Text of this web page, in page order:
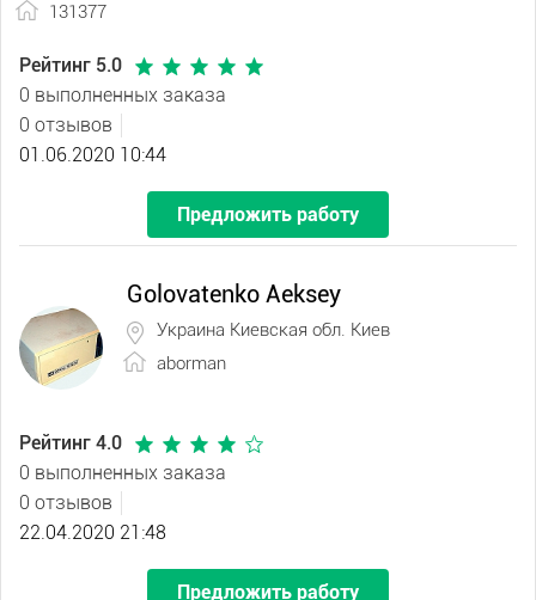
131377
Рейтинг 5.0
0 выполненных заказа
0 отзывов
01.06.2020 10:44
Предложить работу
Golovatenko Aeksey
Украина Киевская обл. Киев
aborman
Рейтинг 4.0
0 выполненных заказа
0 отзывов
22.04.2020 21:48
Предложить работу